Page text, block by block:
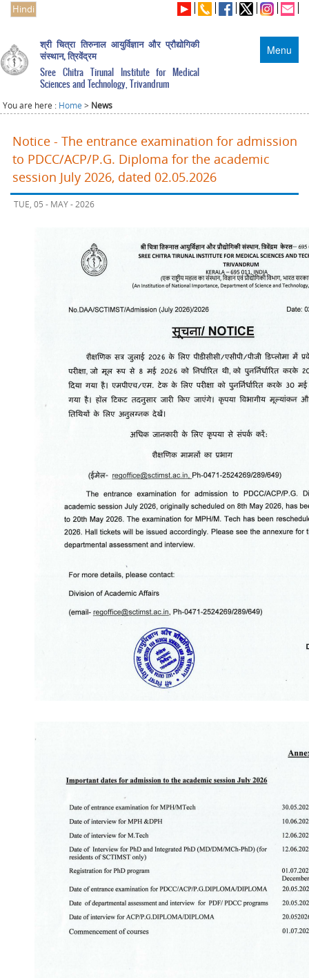
Hindi
Menu
श्री चित्रा तिरुनाल आयुर्विज्ञान और प्रौद्योगिकी
संस्थान, त्रिवेंद्रम
Sree Chitra Tirunal Institute for Medical
Sciences and Technology, Trivandrum
You are here : Home > News
Notice - The entrance examination for admission
to PDCC/ACP/P.G. Diploma for the academic
session July 2026, dated 02.05.2026
TUE, 05 - MAY - 2026